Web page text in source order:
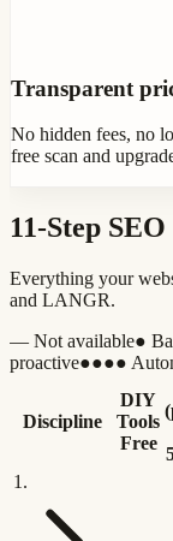
Transparent
No hidden fees, no
free scan and
11-Step
Everything your
and LANGR.
— Not available●
proactive●●●●
Discipline
DIY
Tools
Free
1 .